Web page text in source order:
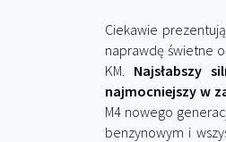
Ciekawie
naprawdę świetne
KM. Najsłabszy
najmocniejszy w
M4 nowego
benzynowym i